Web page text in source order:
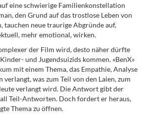
eine schwierige Familienkonstellation
den Grund auf das trostlose Leben von
tauchen neue traurige Abgründe auf,
mehr emotional, wirken.
der Film wird, desto näher dürfte
und Jugendsuizids kommen. «BenX»
mit einem Thema, das Empathie, Analyse
verlangt, was zum Teil von den Laien, zum
verlangt wird. Die Antwort gibt der
Teil-Antworten. Doch fordert er heraus,
Thema zu öffnen.